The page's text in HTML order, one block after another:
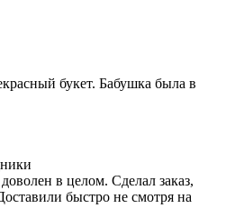
букет. Бабушка была в
в целом. Сделал заказ,
быстро не смотря на